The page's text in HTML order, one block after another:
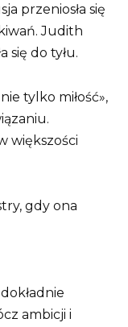
przeniosła się
Judith
się do tyłu.
tylko miłość»,
większości
gdy ona
ambicji i